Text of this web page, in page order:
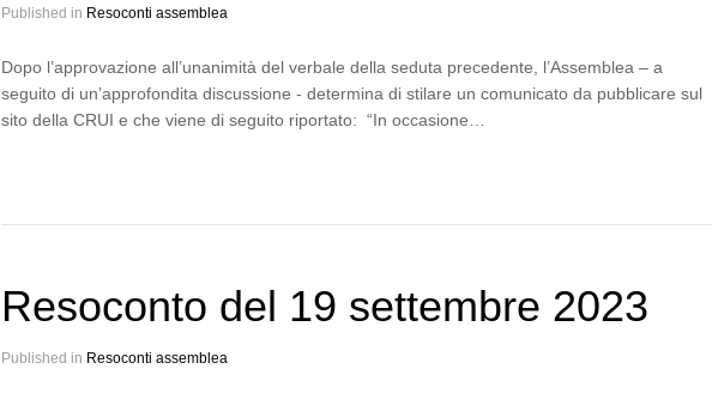
Published in Resoconti assemblea
Dopo l’approvazione all’unanimità del verbale della seduta precedente, l’Assemblea – a
seguito di un’approfondita discussione - determina di stilare un comunicato da pubblicare sul
sito della CRUI e che viene di seguito riportato: “In occasione…
Resoconto del 19 settembre 2023
Published in Resoconti assemblea